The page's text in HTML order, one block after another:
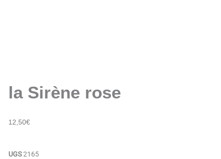
la Sirène rose
12,50€
UGS2165